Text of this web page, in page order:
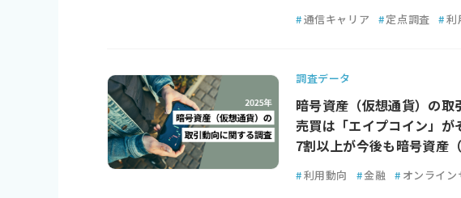
#通信キャリア #定点調査 #利
調査データ
暗号資産（仮想通貨）の
売買は「エイプコイン」が
7割以上が今後も暗号資産
#利用動向 #金融 # オンライン